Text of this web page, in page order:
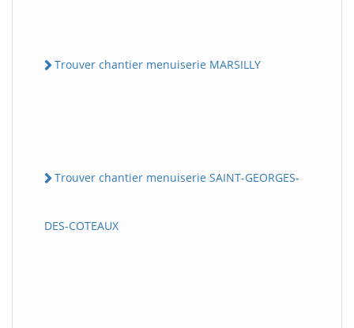
Trouver chantier menuiserie MARSILLY
Trouver chantier menuiserie SAINT-GEORGES-
DES-COTEAUX